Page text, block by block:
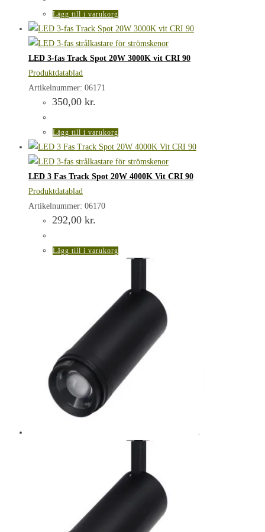
Lägg till i varukorg
LED 3-fas Track Spot 20W 3000K vit CRI 90
Produktdatablad
Artikelnummer: 06171
350,00 kr.
Lägg till i varukorg
LED 3 Fas Track Spot 20W 4000K Vit CRI 90
Produktdatablad
Artikelnummer: 06170
292,00 kr.
Lägg till i varukorg